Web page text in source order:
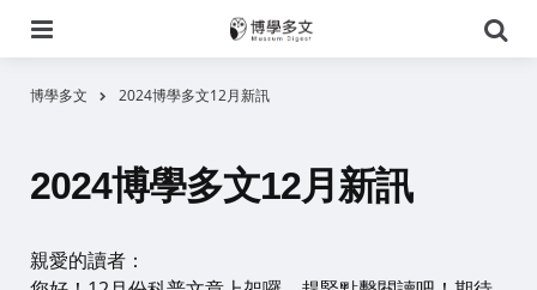
尋
博學多文 2024博學多文12月新訊
2024博學多文12月新訊
親愛的讀者：